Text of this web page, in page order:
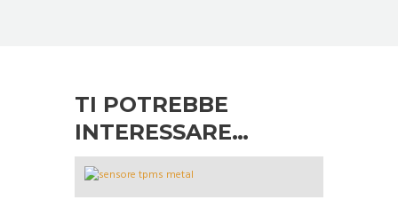
TI POTREBBE
INTERESSARE…